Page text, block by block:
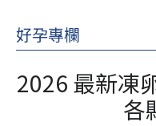
好孕專欄
2026 最新凍
各